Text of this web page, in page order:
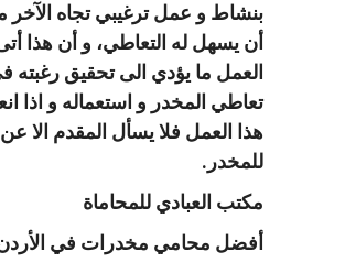
بنشاط و عمل ترغيبي تجاه الآخر
أن يسهل له التعاطي، و أن هذا
العمل ما يؤدي الى تحقيق رغبته
تعاطي المخدر و استعماله و اذا
هذا العمل فلا يسأل المقدم الا
للمخدر.
مكتب العبادي للمحاماة
أفضل محامي مخدرات في